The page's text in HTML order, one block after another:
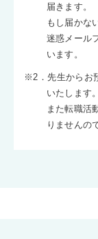
届きます。
もし届かな
迷惑メール
います。
※2．先生からお
いたします。
また転職活
りませんの